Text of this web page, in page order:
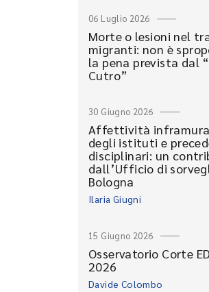
06 Luglio 2026
Morte o lesioni nel
migranti: non è
la pena prevista dal
Cutro”
30 Giugno 2026
Affettività
degli istituti e
disciplinari: un
dall’Ufficio di
Bologna
Ilaria Giugni
15 Giugno 2026
Osservatorio Corte
2026
Davide Colombo